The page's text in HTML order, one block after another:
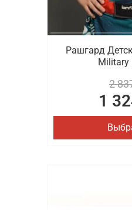
Рашгард
Military
2
1